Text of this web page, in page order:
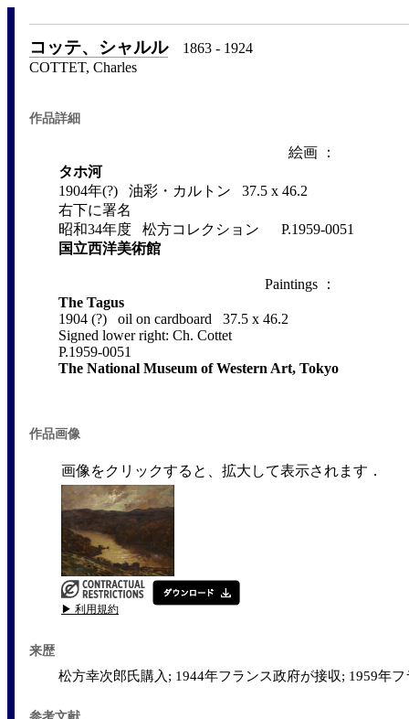
コッテ、シャルル1863 - 1924
COTTET, Charles
作品詳細
絵画 ：
タホ河
1904年(?) 油彩・カルトン 37.5 x 46.2
右下に署名
昭和34年度 松方コレクション P.1959-0051
国立西洋美術館
Paintings ：
The Tagus
1904 (?) oil on cardboard 37.5 x 46.2
Signed lower right: Ch. Cottet
P.1959-0051
The National Museum of Western Art, Tokyo
作品画像
画像をクリックすると、拡大して表示されます．
▶ 利用規約
来歴
松方幸次郎氏購入; 1944年フランス政府が接収; 1959年